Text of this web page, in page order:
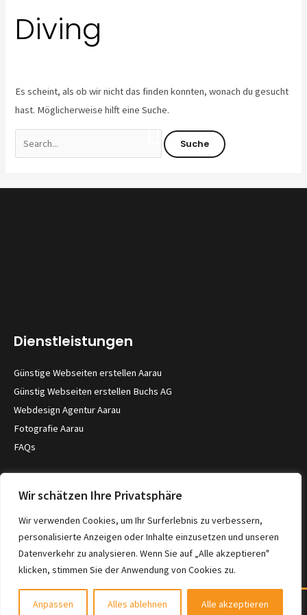
Wir schätzen Ihre Privatsphäre
Wir verwenden Cookies, um Ihr Surferlebnis zu verbessern,
personalisierte Anzeigen oder Inhalte einzusetzen und unseren
Datenverkehr zu analysieren. Wenn Sie auf „Alle akzeptieren"
klicken, stimmen Sie der Anwendung von Cookies zu.
Anpassen Alles ablehnen Alle akzeptieren
Diving
Es scheint, als ob wir nicht das finden konnten, wonach du gesucht
hast. Möglicherweise hilft eine Suche.
Dienstleistungen
Günstige Webseiten erstellen Aarau
Günstig Webseiten erstellen Buchs AG
Webdesign Agentur Aarau
Fotografie Aarau
FAQs
Kontakt
Severin Merz
5033 Buchs
Kontaktformular
Datenschutzerklärung Impressum